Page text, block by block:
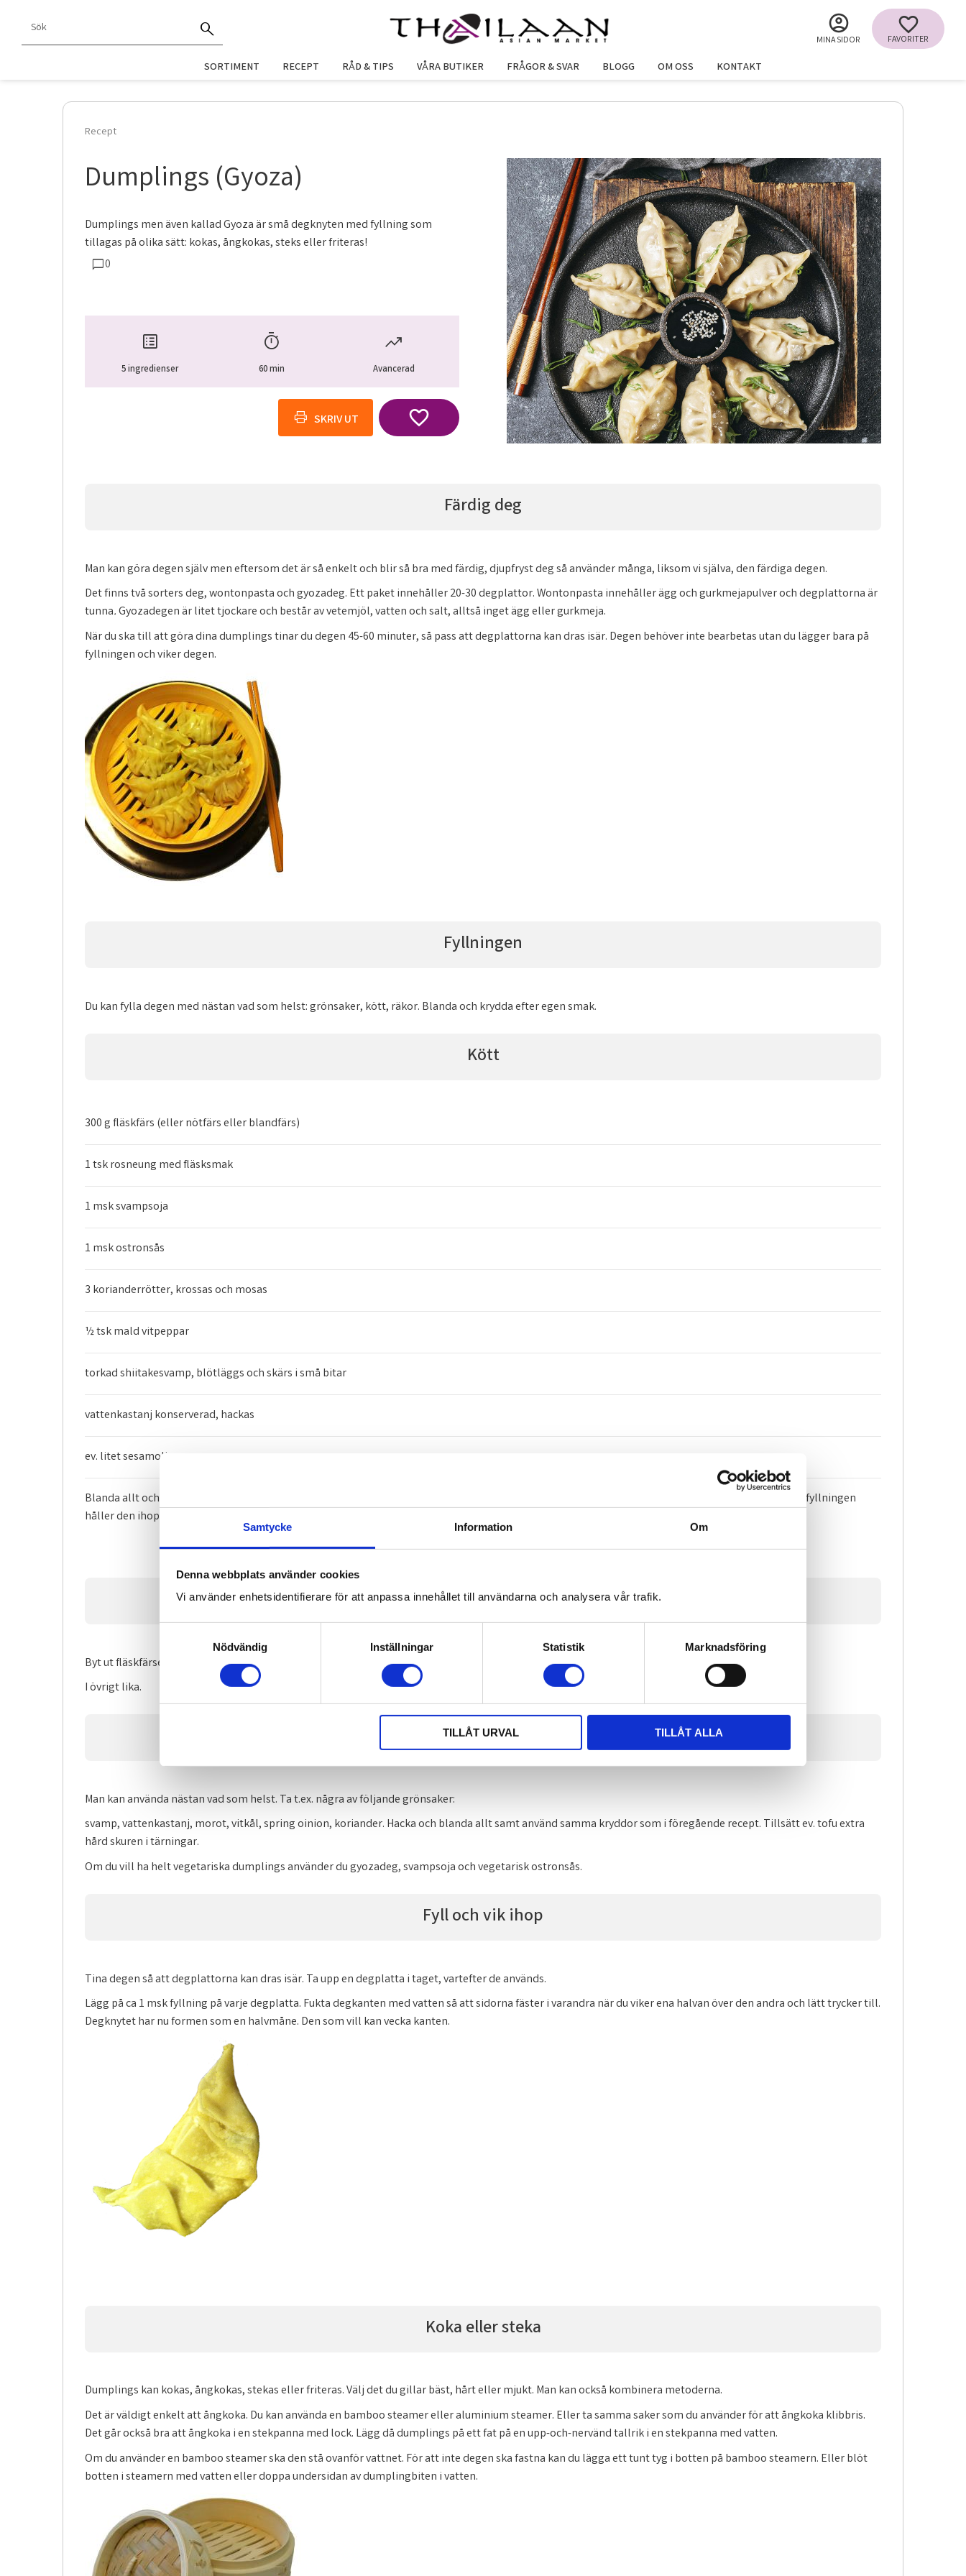
Samtycke Information Om
Denna webbplats använder cookies
Vi använder enhetsidentifierare för att anpassa innehållet till användarna och analysera vår trafik.
m
s
a
l
Nödvändig Inställningar Statistik Marknadsföring
TILLÅT URVAL TILLÅT ALLA
MINA SIDOR
FAVORITER
SORTIMENT
RECEPT RÅD & TIPS VÅRA BUTIKER FRÅGOR & SVAR BLOGG OM OSS KONTAKT
Recept
Dumplings (Gyoza)
Dumplings men även kallad Gyoza är små degknyten med fyllning som
tillagas på olika sätt: kokas, ångkokas, steks eller friteras!
Lägg till i favoriter
print SKRIV UT
5 ingredienser 60 min Avancerad
0
Färdig deg
Man kan göra degen själv men eftersom det är så enkelt och blir så bra med färdig, djupfryst deg så använder många, liksom vi själva, den färdiga degen.
Det finns två sorters deg, wontonpasta och gyozadeg. Ett paket innehåller 20-30 degplattor. Wontonpasta innehåller ägg och gurkmejapulver och degplattorna är
tunna.Gyozadegen är litet tjockare och består av vetemjöl, vatten och salt, alltså inget ägg eller gurkmeja.
När du ska till att göra dina dumplings tinar du degen 45-60 minuter, så pass att degplattorna kan dras isär. Degen behöver inte bearbetas utan du lägger bara på
fyllningen och viker degen.
Fyllningen
Du kan fylla degen med nästan vad som helst: grönsaker, kött, räkor. Blanda och krydda efter egen smak.
Kött
300 g fläskfärs (eller nötfärs eller blandfärs)
1 tsk rosneung med fläsksmak
1 msk svampsoja
1 msk ostronsås
3 korianderrötter, krossas och mosas
½ tsk mald vitpeppar
torkad shiitakesvamp, blötläggs och skärs i små bitar
vattenkastanj konserverad, hackas
ev. litet sesamolja
Blanda allt och använd som fyllning i degen. Det passar också bra att ha i vitkål och spring onion eller kinesisk gräslök. Om man har litet majsmjöl i fyllningen
håller den ihop bättre vid ångkokning.
Räkor
Byt ut fläskfärsen i föregående recept mot råa, hackade räkor.
I övrigt lika.
Grönsaker
Man kan använda nästan vad som helst. Ta t.ex. några av följande grönsaker:
svamp, vattenkastanj, morot, vitkål, spring oinion, koriander. Hacka och blanda allt samt använd samma kryddor som i föregående recept. Tillsätt ev. tofu extra
hård skuren i tärningar.
Om du vill ha helt vegetariska dumplings använder du gyozadeg, svampsoja och vegetarisk ostronsås.
Fyll och vik ihop
Tina degen så att degplattorna kan dras isär. Ta upp en degplatta i taget, vartefter de används.
Lägg på ca 1 msk fyllning på varje degplatta. Fukta degkanten med vatten så att sidorna fäster i varandra när du viker ena halvan över den andra och lätt trycker till.
Degknytet har nu formen som en halvmåne. Den som vill kan vecka kanten.
Koka eller steka
Dumplings kan kokas, ångkokas, stekas eller friteras. Välj det du gillar bäst, hårt eller mjukt. Man kan också kombinera metoderna.
Det är väldigt enkelt att ångkoka. Du kan använda en bamboo steamer eller aluminium steamer. Eller ta samma saker som du använder för att ångkoka klibbris.
Det går också bra att ångkoka i en stekpanna med lock. Lägg då dumplings på ett fat på en upp-och-nervänd tallrik i en stekpanna med vatten.
Om du använder en bamboo steamer ska den stå ovanför vattnet. För att inte degen ska fastna kan du lägga ett tunt tyg i botten på bamboo steamern. Eller blöt
botten i steamern med vatten eller doppa undersidan av dumplingbiten i vatten.